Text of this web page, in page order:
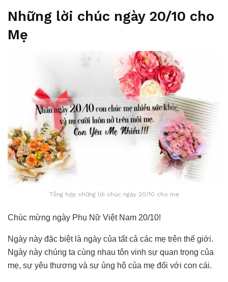
Những lời chúc ngày 20/10 cho
Mẹ
Tổng hợp những lời chúc ngày 20/10 cho mẹ
Chúc mừng ngày Phụ Nữ Việt Nam 20/10!
Ngày này đặc biệt là ngày của tất cả các mẹ trên thế giới.
Ngày này chúng ta cùng nhau tôn vinh sự quan trọng của
mẹ, sự yêu thương và sự ủng hộ của mẹ đối với con cái.